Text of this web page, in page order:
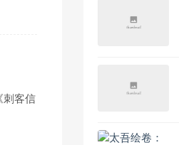
刺客信